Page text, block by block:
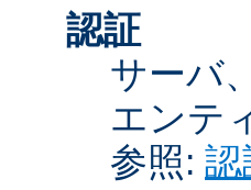
認証
サーバ
エンテ
参照: 認